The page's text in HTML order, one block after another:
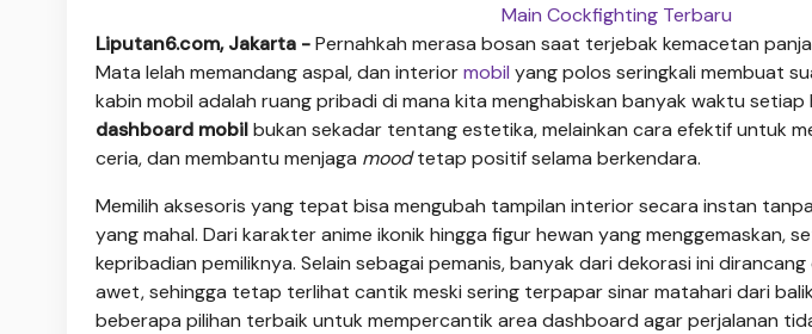
Main Cockfighting Terbaru
Liputan6.com, Jakarta -Pernahkah merasa bosan saat terjebak kemacetan
Mata lelah memandang aspal, dan interiormobil yang polos seringkali membuat
kabin mobil adalah ruang pribadi di mana kita menghabiskan banyak waktu setiap
dashboard mobilbukan sekadar tentang estetika, melainkan cara efektif untuk
ceria, dan membantu menjaga moodtetap positif selama berkendara.
Memilih aksesoris yang tepat bisa mengubah tampilan interior secara instan
yang mahal. Dari karakter anime ikonik hingga figur hewan yang menggemaskan,
kepribadian pemiliknya. Selain sebagai pemanis, banyak dari dekorasi ini
awet, sehingga tetap terlihat cantik meski sering terpapar sinar matahari dari
beberapa pilihan terbaik untuk mempercantik area dashboard agar perjalanan